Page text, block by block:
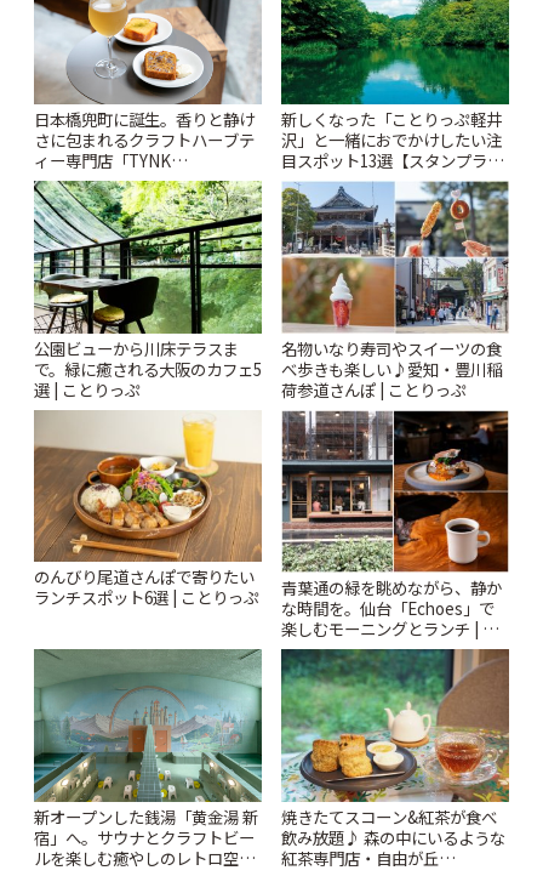
日本橋兜町に誕生。香りと静け
さに包まれるクラフトハーブテ
ィー専門店「TYNK
Kabutocho」 | ことりっぷ
新しくなった「ことりっぷ軽井
沢」と一緒におでかけしたい注
目スポット13選【スタンプラリ
ー開催中】 | ことりっぷ
公園ビューから川床テラスま
で。緑に癒される大阪のカフェ5
選 | ことりっぷ
名物いなり寿司やスイーツの食
べ歩きも楽しい♪愛知・豊川稲
荷参道さんぽ | ことりっぷ
のんびり尾道さんぽで寄りたい
ランチスポット6選 | ことりっぷ
青葉通の緑を眺めながら、静か
な時間を。仙台「Echoes」で
楽しむモーニングとランチ | こ
とりっぷ
新オープンした銭湯「黄金湯 新
宿」へ。サウナとクラフトビー
ルを楽しむ癒やしのレトロ空間
焼きたてスコーン&紅茶が食べ
飲み放題♪ 森の中にいるような
紅茶専門店・自由が丘